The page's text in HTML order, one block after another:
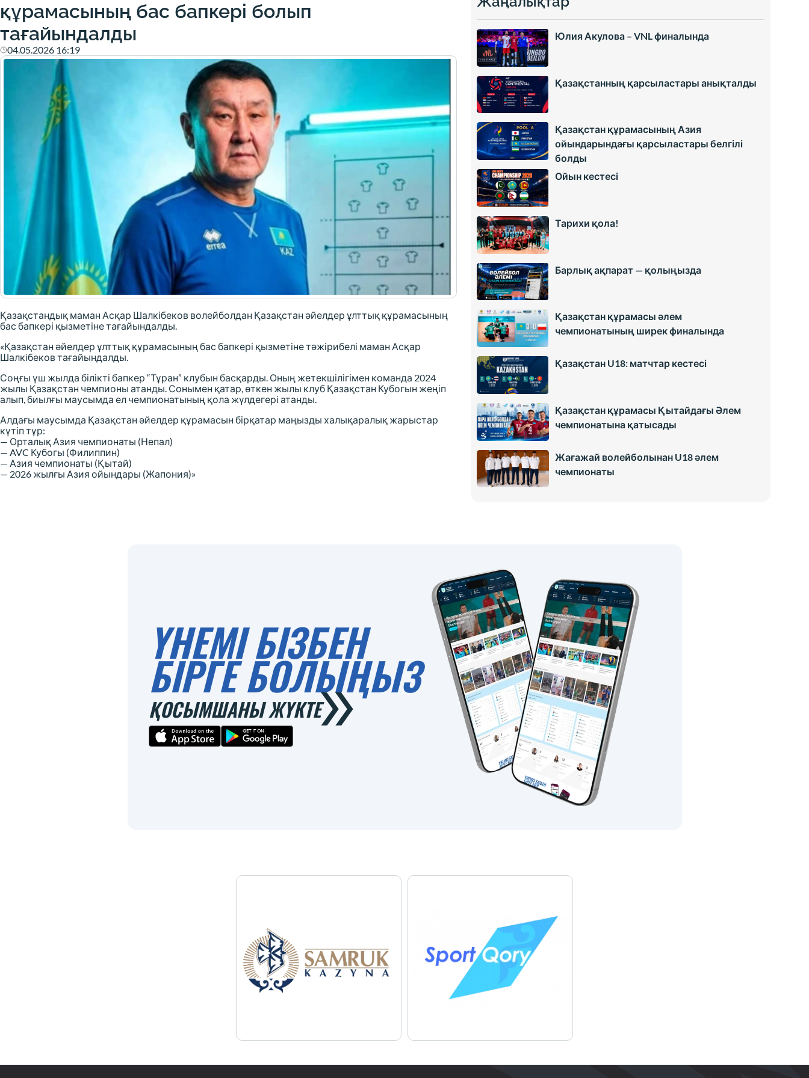
құрамасының бас бапкері болып
тағайындалды
04.05.2026 16:19
Қазақстандық маман Асқар Шалкібеков волейболдан Қазақстан әйелдер ұлттық құрамасының
бас бапкері қызметіне тағайындалды.
«Қазақстан әйелдер ұлттық құрамасының бас бапкері қызметіне тәжірибелі маман Асқар
Шалкібеков тағайындалды.
Соңғы үш жылда білікті бапкер “Тұран” клубын басқарды. Оның жетекшілігімен команда 2024
жылы Қазақстан чемпионы атанды. Сонымен қатар, өткен жылы клуб Қазақстан Кубогын жеңіп
алып, биылғы маусымда ел чемпионатының қола жүлдегері атанды.
Алдағы маусымда Қазақстан әйелдер құрамасын бірқатар маңызды халықаралық жарыстар
күтіп тұр:
— Орталық Азия чемпионаты (Непал)
— AVC Кубогы (Филиппин)
— Азия чемпионаты (Қытай)
— 2026 жылғы Азия ойындары (Жапония)»
Юлия Акулова – VNL финалында
Қазақстанның қарсыластары анықталды
Қазақстан құрамасының Азия
ойындарындағы қарсыластары белгілі
болды
Ойын кестесі
Тарихи қола!
Барлық ақпарат — қолыңызда
Қазақстан құрамасы әлем
чемпионатының ширек финалында
Қазақстан U18: матчтар кестесі
Қазақстан құрамасы Қытайдағы Әлем
чемпионатына қатысады
Жағажай волейболынан U18 әлем
чемпионаты
ҮНЕМІ БІЗБЕН
БІРГЕ БОЛЫҢЫЗ
ҚОСЫМШАНЫ ЖҮКТЕ